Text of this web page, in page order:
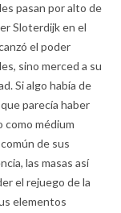
pasan por alto de
Sloterdijk en el
el poder
sino merced a su
Si algo había de
parecía haber
como médium
de sus
las masas así
el rejuego de la
elementos